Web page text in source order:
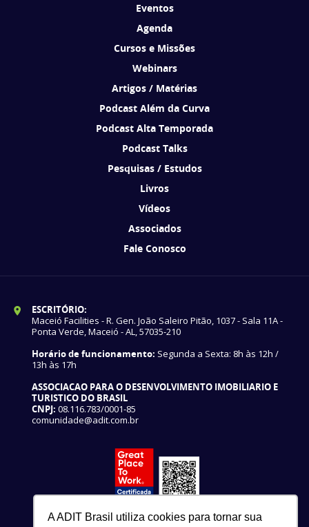
A ADIT Brasil utiliza cookies para tornar sua
Eventos
Agenda
Cursos e Missões
Webinars
Artigos / Matérias
Podcast Além da Curva
Podcast Alta Temporada
Podcast Talks
Pesquisas / Estudos
Livros
Vídeos
Associados
Fale Conosco
ESCRITÓRIO:
Maceió Facilities - R. Gen. João Saleiro Pitão, 1037 - Sala 11A -
Ponta Verde, Maceió - AL, 57035-210
Horário de funcionamento: Segunda a Sexta: 8h às 12h /
13h às 17h
ASSOCIACAO PARA O DESENVOLVIMENTO IMOBILIARIO E
TURISTICO DO BRASIL
CNPJ: 08.116.783/0001-85
comunidade@adit.com.br